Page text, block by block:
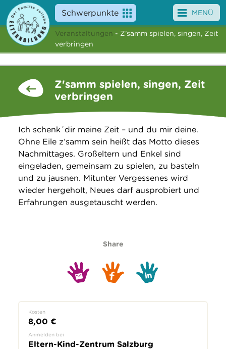
Schwerpunkte
Angebote
News
Über uns
Suche
MENÜ
Veranstaltungen - Z’samm spielen, singen, Zeit
verbringen
Z'samm spielen, singen, Zeit
verbringen
Ich schenk´dir meine Zeit – und du mir deine.
Ohne Eile z’samm sein heißt das Motto dieses
Nachmittages. Großeltern und Enkel sind
eingeladen, gemeinsam zu spielen, zu basteln
und zu jausnen. Mitunter Vergessenes wird
wieder hergeholt, Neues darf ausprobiert und
Erfahrungen ausgetauscht werden.
Share
Kosten
8,00 €
Anmelden bei
Eltern-Kind-Zentrum Salzburg